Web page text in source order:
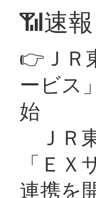
📶速
👉ＪＲ
ービス
始
ＪＲ
「Ｅ
連携を